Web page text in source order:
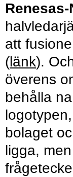
Renesas-
att
(länk).
överens
behålla
bolaget
ligga,